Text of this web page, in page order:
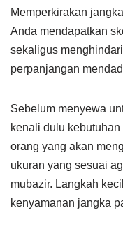
Memperkirakan
Anda mendapatkan
sekaligus
perpanjangan
Sebelum menyewa
kenali dulu
orang yang akan
ukuran yang sesuai
mubazir. Langkah
kenyamanan jangka